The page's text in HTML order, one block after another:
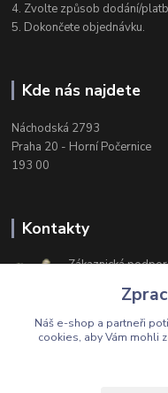
4. Zvolte způsob dodání/
5. Dokončete objednávku.
Kde nás najdete
Náchodská 2793
Praha 20 - Horní Počernice
193 00
Kontakty
Zákaznická
+420 603
Po-Čt, 8-16 hod.
Náš e-shop a partneři
cookies, aby Vám mohli